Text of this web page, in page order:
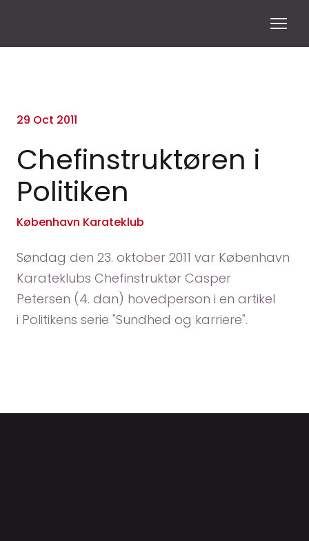
29 Oct 2011
Chefinstruktøren i
Politiken
København Karateklub
Søndag den 23. oktober 2011 var København
Karateklubs Chefinstruktør Casper
Petersen (4. dan) hovedperson i en artikel
i Politikens serie "Sundhed og karriere".